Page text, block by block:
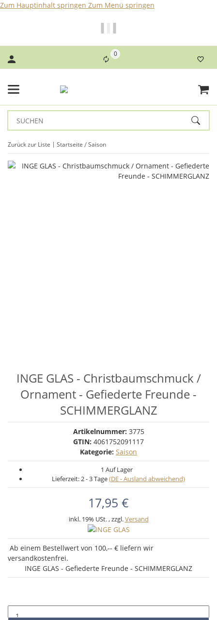
Zum Hauptinhalt springen Zum Menü springen
0
Zurück zur Liste Startseite Saison
INGE GLAS - Christbaumschmuck /
Ornament - Gefiederte Freunde -
SCHIMMERGLANZ
Artikelnummer: 3775
GTIN: 4061752091117
Kategorie: Saison
1 Auf Lager
Lieferzeit:2 - 3 Tage(DE - Ausland abweichend)
17,95 €
inkl. 19% USt. , zzgl.Versand
Ab einem Bestellwert von 100,-- € liefern wir
versandkostenfrei.
INGE GLAS - Gefiederte Freunde - SCHIMMERGLANZ